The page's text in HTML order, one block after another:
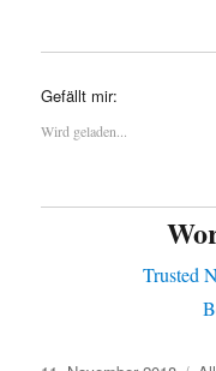
Gefällt mir:
Wird geladen...
Trusted